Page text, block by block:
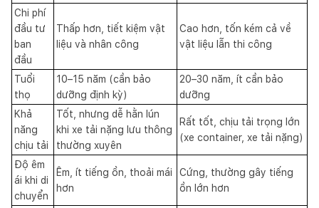
Chi phí
đầu tư
ban
đầu
Thấp hơn, tiết kiệm vật
liệu và nhân công
Cao hơn, tốn kém cả về
vật liệu lẫn thi công
Tuổi
thọ
10–15 năm (cần bảo
dưỡng định kỳ)
20–30 năm, ít cần bảo
dưỡng
Khả
năng
chịu tải
Tốt, nhưng dễ hằn lún
khi xe tải nặng lưu thông
thường xuyên
Rất tốt, chịu tải trọng lớn
(xe container, xe tải nặng)
Độ êm
ái khi di
chuyển
Êm, ít tiếng ồn, thoải mái
hơn
Cứng, thường gây tiếng
ồn lớn hơn